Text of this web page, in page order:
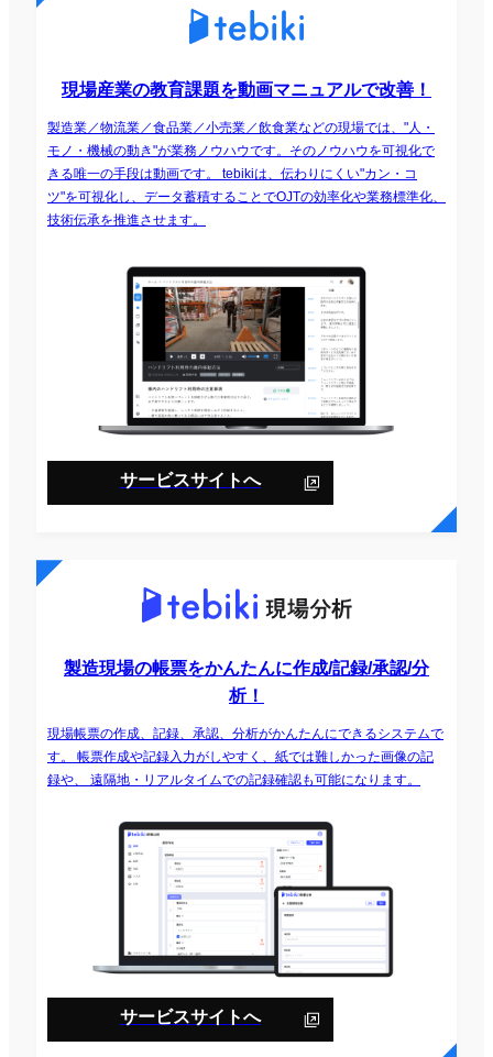
現場産業の教育課題を動画マニュアルで改善！
製造業／物流業／食品業／小売業／飲食業などの現場では、"人・
モノ・機械の動き"が業務ノウハウです。そのノウハウを可視化で
きる唯一の手段は動画です。 tebikiは、伝わりにくい"カン・コ
ツ"を可視化し、データ蓄積することでOJTの効率化や業務標準化、
技術伝承を推進させます。
サービスサイトへ
製造現場の帳票をかんたんに作成/記録/承認/分
析！
現場帳票の作成、記録、承認、分析がかんたんにできるシステムで
す。 帳票作成や記録入力がしやすく、紙では難しかった画像の記
録や、 遠隔地・リアルタイムでの記録確認も可能になります。
サービスサイトへ